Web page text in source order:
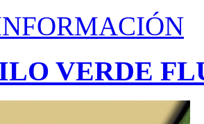
VERDE